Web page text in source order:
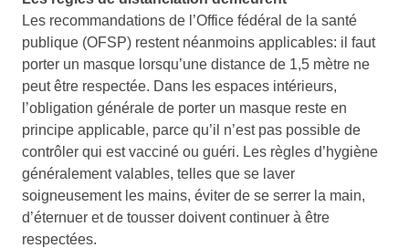
Les recommandations de l’Office fédéral de la santé
publique (OFSP) restent néanmoins applicables: il faut
porter un masque lorsqu’une distance de 1,5 mètre ne
peut être respectée. Dans les espaces intérieurs,
l’obligation générale de porter un masque reste en
principe applicable, parce qu’il n’est pas possible de
contrôler qui est vacciné ou guéri. Les règles d’hygiène
généralement valables, telles que se laver
soigneusement les mains, éviter de se serrer la main,
d’éternuer et de tousser doivent continuer à être
respectées.